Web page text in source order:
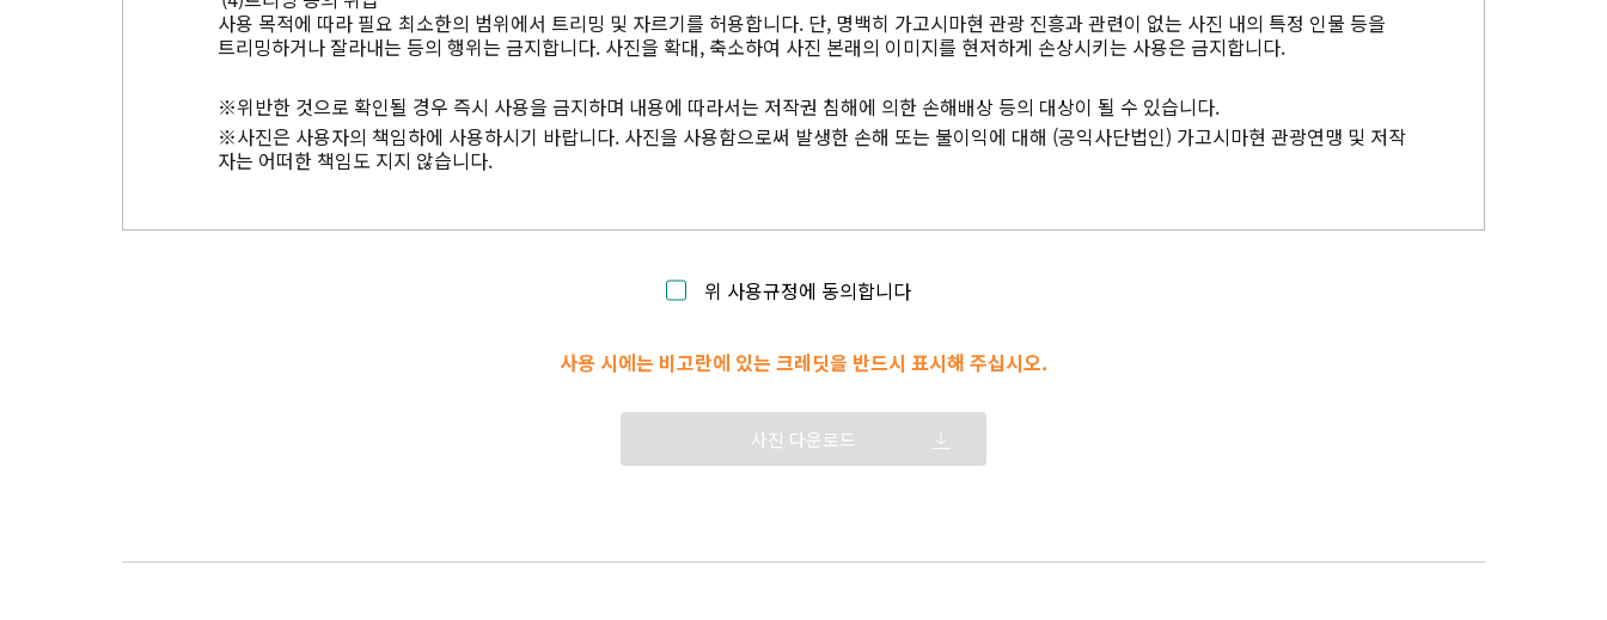
사용 목적에 따라 필요 최소한의 범위에서 트리밍 및 자르기를 허용합니다. 단, 명백히 가고시마현 관광 진흥과 관련이 없는 사진 내의 특정 인물 등을
트리밍하거나 잘라내는 등의 행위는 금지합니다. 사진을 확대, 축소하여 사진 본래의 이미지를 현저하게 손상시키는 사용은 금지합니다.
※위반한 것으로 확인될 경우 즉시 사용을 금지하며 내용에 따라서는 저작권 침해에 의한 손해배상 등의 대상이 될 수 있습니다.
※사진은 사용자의 책임하에 사용하시기 바랍니다. 사진을 사용함으로써 발생한 손해 또는 불이익에 대해 (공익사단법인) 가고시마현 관광연맹 및 저작
자는 어떠한 책임도 지지 않습니다.
위 사용규정에 동의합니다
사용 시에는 비고란에 있는 크레딧을 반드시 표시해 주십시오.
사진 다운로드